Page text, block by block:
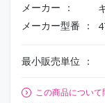
メーカー
メーカー型番
最小販売単位
この商品につい